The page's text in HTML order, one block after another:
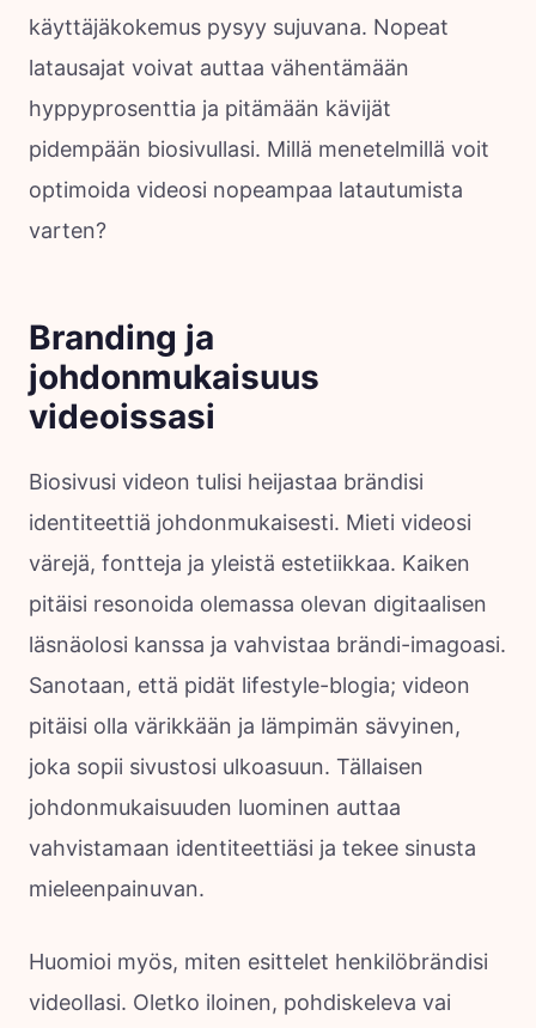
käyttäjäkokemus pysyy sujuvana. Nopeat
latausajat voivat auttaa vähentämään
hyppyprosenttia ja pitämään kävijät
pidempään biosivullasi. Millä menetelmillä voit
optimoida videosi nopeampaa latautumista
varten?
Branding ja
johdonmukaisuus
videoissasi
Biosivusi videon tulisi heijastaa brändisi
identiteettiä johdonmukaisesti. Mieti videosi
värejä, fontteja ja yleistä estetiikkaa. Kaiken
pitäisi resonoida olemassa olevan digitaalisen
läsnäolosi kanssa ja vahvistaa brändi-imagoasi.
Sanotaan, että pidät lifestyle-blogia; videon
pitäisi olla värikkään ja lämpimän sävyinen,
joka sopii sivustosi ulkoasuun. Tällaisen
johdonmukaisuuden luominen auttaa
vahvistamaan identiteettiäsi ja tekee sinusta
mieleenpainuvan.
Huomioi myös, miten esittelet henkilöbrändisi
videollasi. Oletko iloinen, pohdiskeleva vai